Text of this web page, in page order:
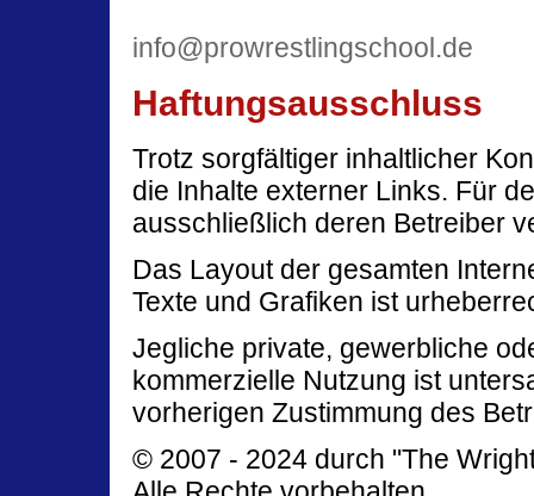
info@prowrestlingschool.de
Haftungsausschluss
Trotz sorgfältiger inhaltlicher
die Inhalte externer Links. Für
ausschließlich deren Betreiber
Das Layout der gesamten
Texte und Grafiken ist
Jegliche private, gewerbliche
kommerzielle Nutzung ist
vorherigen Zustimmung des
© 2007 - 2024 durch "The